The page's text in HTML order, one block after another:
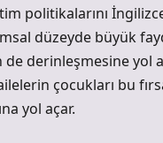
politikalarını
düzeyde büyük
de derinleşmesine yol
çocukları bu
yol açar.